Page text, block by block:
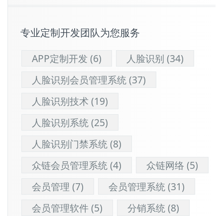
专业定制开发团队为您服务
APP定制开发 (6) 人脸识别 (34)
人脸识别会员管理系统(37)
人脸识别技术(19)
人脸识别系统(25)
人脸识别门禁系统(8)
众链会员管理系统(4) 众链网络 (5)
会员管理 (7) 会员管理系统(31)
会员管理软件(5) 分销系统(8)